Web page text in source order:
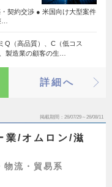
契約交渉 ● 米国向け大型案件
Q（高品質）、C（低コス
製造業の顧客の生…
詳細へ
掲載期間 26/07/29～26/08/11
業/オムロン/滋
物流・貿易系